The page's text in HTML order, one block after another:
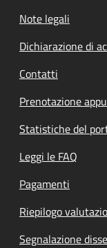
Note legali
Dichiarazione di
Contatti
Prenotazione
Statistiche del
Leggi le FAQ
Pagamenti
Riepilogo
Segnalazione